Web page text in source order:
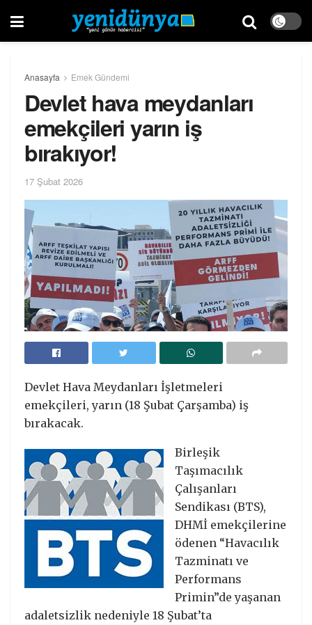
Anasayfa Emek Gündemi
Devlet hava meydanları
emekçileri yarın iş
bırakıyor!
17 Şubat 2026
Devlet Hava Meydanları İşletmeleri
emekçileri, yarın (18 Şubat Çarşamba) iş
bırakacak.
Birleşik
Taşımacılık
Çalışanları
Sendikası (BTS),
DHMİ emekçilerine
ödenen “Havacılık
Tazminatı ve
Performans
Primin”de yaşanan
adaletsizlik nedeniyle 18 Şubat’ta